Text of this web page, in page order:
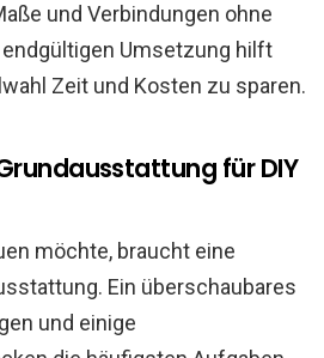
und Verbindungen ohne
endgültigen Umsetzung hilft
Zeit und Kosten zu sparen.
für DIY
möchte, braucht eine
Ein überschaubares
und einige